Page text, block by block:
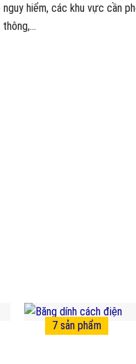
hiểm, các khu vực cần
7sản phẩm